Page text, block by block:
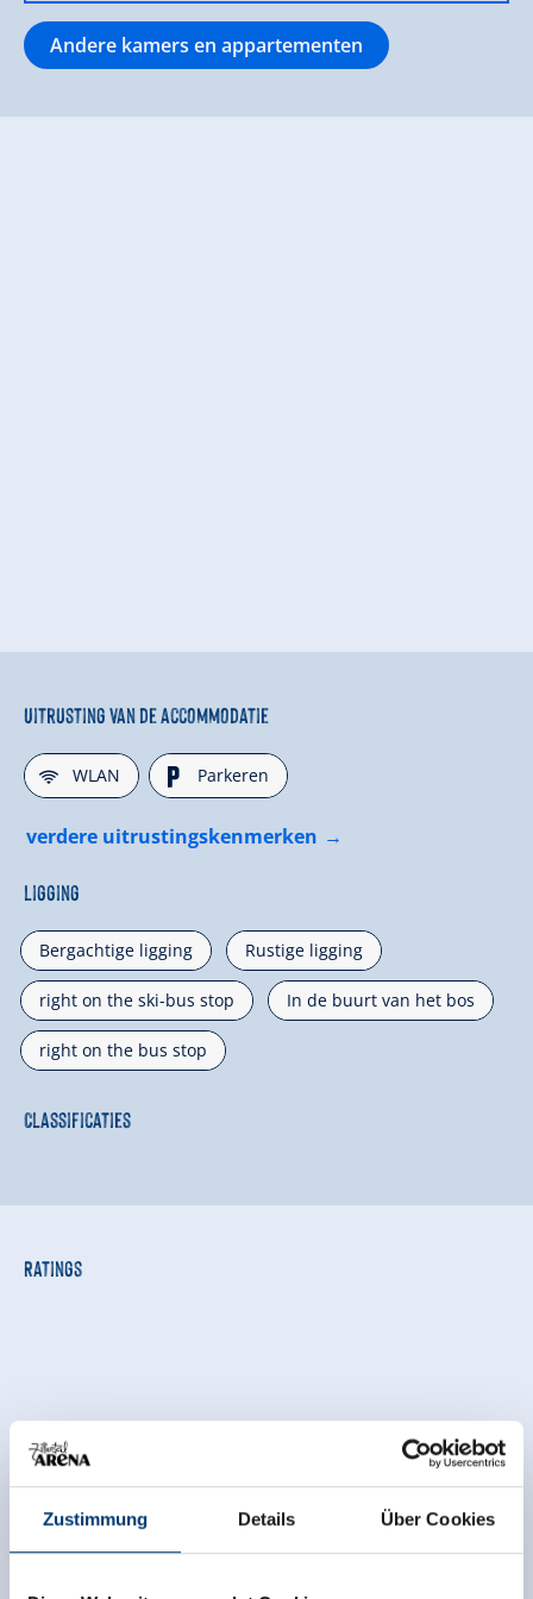
Zustimmung Details Über Cookies
kleine en grote rondwandelingen in het
Kreuzjochgebied van de Zillertal Arena met
pauzemogelijkheden op verschillende alpenweiden.
Andere kamers en appartementen
Uitrusting van de accommodatie
🜉WLAN 🐈Parkeren
verdere uitrustingskenmerken
Ligging
Bergachtige ligging Rustige ligging
right on the ski-bus stop In de buurt van het bos
right on the bus stop
Classificaties
Ratings
Onafhankelijke beoordelingen van de andere
berekent een gemiddelde van de